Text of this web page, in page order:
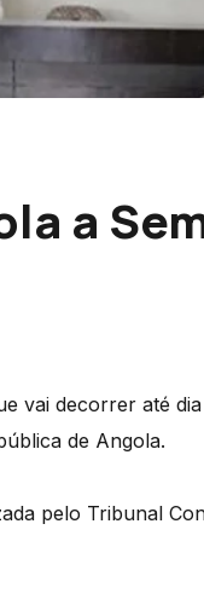
a
vai decorrer até
de Angola.
pelo Tribunal